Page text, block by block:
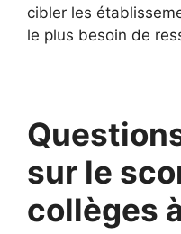
cibler les
le plus besoin de
sur le
collèges